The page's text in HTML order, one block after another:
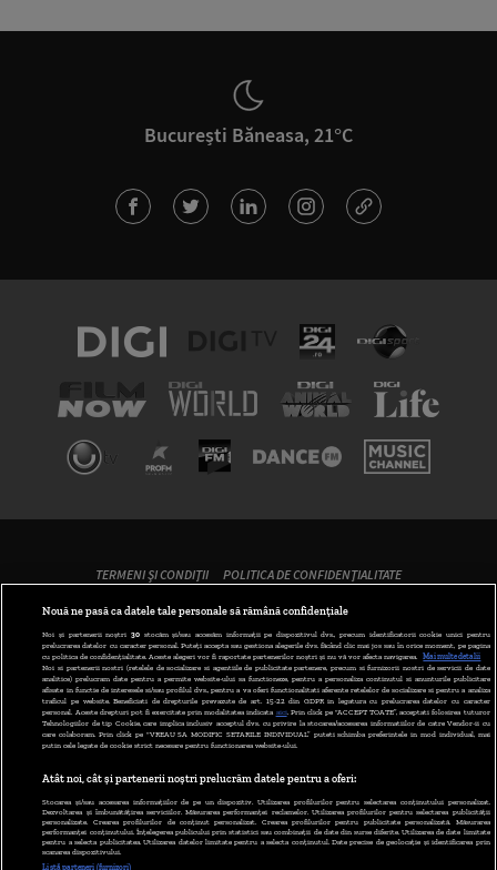
București Băneasa, 21°C
TERMENI ȘI CONDIȚII POLITICA DE CONFIDENȚIALITATE
ABONARE DIGI TV
GESTIONAȚI PREFERINȚELE
CODUL DIGI24
CAMERE WEB
VERSIUNE DESKTOP
Nouă ne pasă ca datele tale personale să rămână confidențiale
Noi și partenerii noștri 30stocăm și/sau accesăm informații pe dispozitivul dvs., precum identificatorii cookie unici pentru
prelucrarea datelor cu caracter personal. Puteți accepta sau gestiona alegerile dvs. făcând clic mai jos sau în orice moment, pe pagina
cu politica de confidențialitate. Aceste alegeri vor fi raportate partenerilor noștri și nu vă vor afecta navigarea.
Mai multe detalii
Noi si partenerii nostri (retelele de socializare si agentiile de publicitate partenere, precum si furnizorii nostri de servicii de date
analitice) prelucram date pentru a permite website-ului sa functioneze, pentru a personaliza continutul si anunturile publicitare
afisate in functie de interesele si/sau profilul dvs., pentru a va oferi functionalitati aferente retelelor de socializare si pentru a analiza
traficul pe website. Beneficiati de drepturile prevazute de art. 15-22 din GDPR in legatura cu prelucrarea datelor cu caracter
personal. Aceste drepturi pot fi exercitate prin modalitatea indicata aici. Prin click pe “ACCEPT TOATE”, acceptati folosirea tuturor
Tehnologiilor de tip Cookie, care implica inclusiv acceptul dvs. cu privire la stocarea/accesarea informatiilor de catre Vendor-ii cu
care colaboram. Prin click pe “VREAU SA MODIFIC SETARILE INDIVIDUAL” puteti schimba preferintele in mod individual, mai
putin cele legate de cookie strict necesare pentru functionarea website-ului.
Atât noi, cât și partenerii noștri prelucrăm datele pentru a oferi:
Stocarea și/sau accesarea informațiilor de pe un dispozitiv. Utilizarea profilurilor pentru selectarea conținutului personalizat.
Dezvoltarea și îmbunătățirea serviciilor. Măsurarea performanței reclamelor. Utilizarea profilurilor pentru selectarea publicității
personalizate. Crearea profilurilor de conținut personalizat. Crearea profilurilor pentru publicitate personalizată. Măsurarea
performanței conținutului. Înțelegerea publicului prin statistici sau combinații de date din surse diferite. Utilizarea de date limitate
pentru a selecta publicitatea. Utilizarea datelor limitate pentru a selecta conținutul. Date precise de geolocație și identificarea prin
scanarea dispozitivului.
Listă parteneri (furnizori)